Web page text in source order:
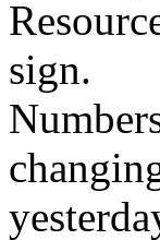
sign.